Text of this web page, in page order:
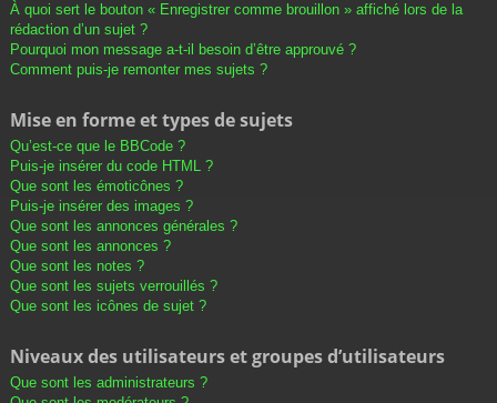
À quoi sert le bouton « Enregistrer comme brouillon » affiché lors de la
rédaction d’un sujet ?
Pourquoi mon message a-t-il besoin d’être approuvé ?
Comment puis-je remonter mes sujets ?
Mise en forme et types de sujets
Qu’est-ce que le BBCode ?
Puis-je insérer du code HTML ?
Que sont les émoticônes ?
Puis-je insérer des images ?
Que sont les annonces générales ?
Que sont les annonces ?
Que sont les notes ?
Que sont les sujets verrouillés ?
Que sont les icônes de sujet ?
Niveaux des utilisateurs et groupes d’utilisateurs
Que sont les administrateurs ?